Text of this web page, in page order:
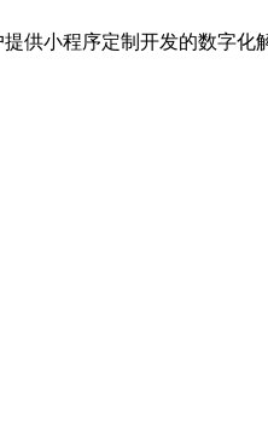
供小程序定制开发的数字化